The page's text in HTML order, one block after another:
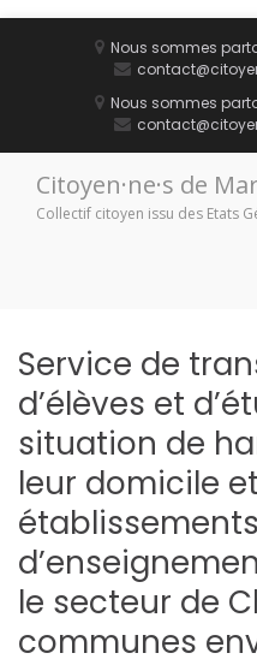
Nous sommes
Nous sommes
Citoyen·ne·s de
Collectif citoyen issu des Etats
Service de
d’élèves et
situation de
leur domicile
établissements
le secteur de
communes